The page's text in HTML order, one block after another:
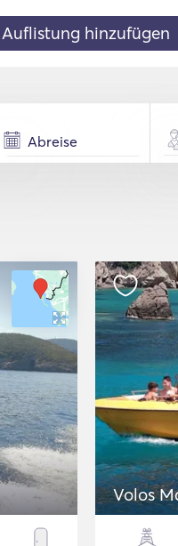
Auflistung hinzufügen
Volos